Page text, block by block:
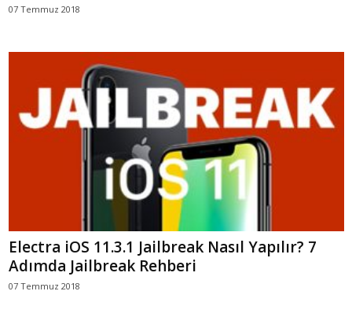
07 Temmuz 2018
Electra iOS 11.3.1 Jailbreak Nasıl Yapılır? 7
Adımda Jailbreak Rehberi
07 Temmuz 2018